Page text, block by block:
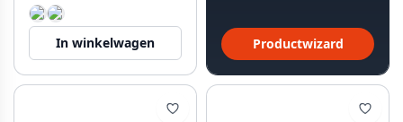
In winkelwagen Productwizard